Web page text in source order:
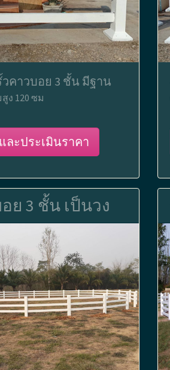
วคาวบอย 3 ชั้น มีฐาน
ง 120 ซม
ละประเมินราคา
ย 3 ชั้น เป็นวง